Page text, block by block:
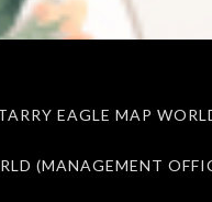
EAGLE MAP
(MANAGEMENT